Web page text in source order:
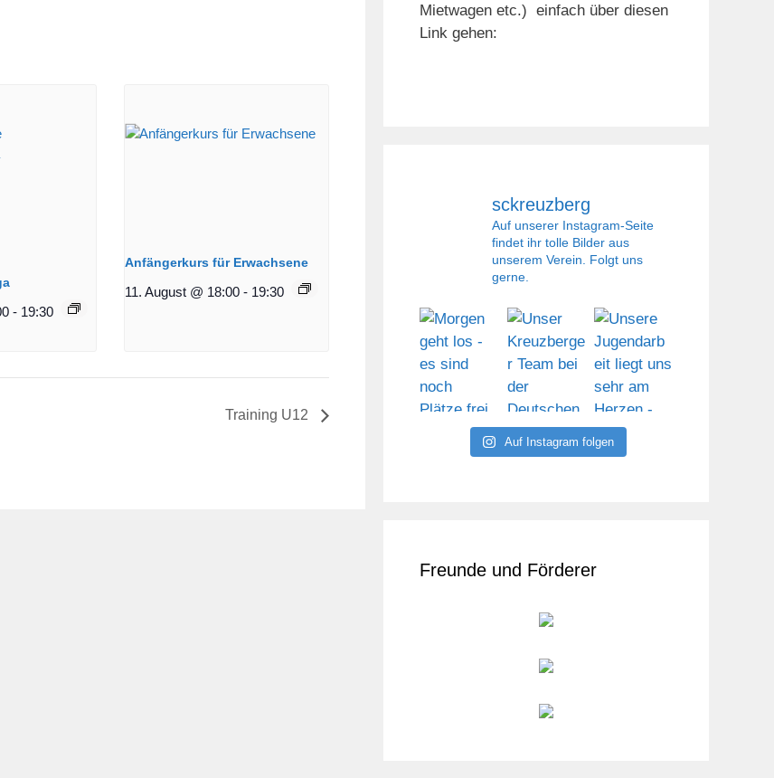
- 19:30
Anfängerkurs für Erwachsene
11. August @ 18:00 - 19:30
Training U12
Mietwagen etc.) einfach über diesen
Link gehen:
sckreuzberg
Auf unserer Instagram-Seite
findet ihr tolle Bilder aus
unserem Verein. Folgt uns
gerne.
Auf Instagram folgen
Freunde und Förderer